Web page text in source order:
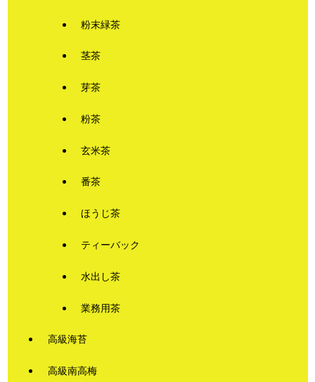
粉末緑茶
茎茶
芽茶
粉茶
玄米茶
番茶
ほうじ茶
ティーバック
水出し茶
業務用茶
高級海苔
高級南高梅